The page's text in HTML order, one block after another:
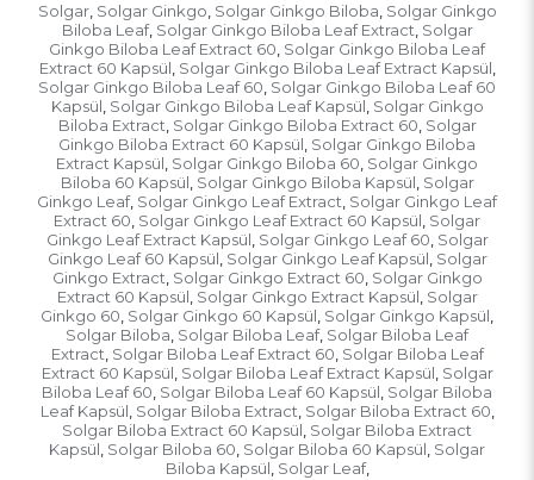
Solgar, Solgar Ginkgo, Solgar Ginkgo Biloba, Solgar Ginkgo
Biloba Leaf, Solgar Ginkgo Biloba Leaf Extract, Solgar
Ginkgo Biloba Leaf Extract 60, Solgar Ginkgo Biloba Leaf
Extract 60 Kapsül, Solgar Ginkgo Biloba Leaf Extract Kapsül,
Solgar Ginkgo Biloba Leaf 60, Solgar Ginkgo Biloba Leaf 60
Kapsül, Solgar Ginkgo Biloba Leaf Kapsül, Solgar Ginkgo
Biloba Extract, Solgar Ginkgo Biloba Extract 60, Solgar
Ginkgo Biloba Extract 60 Kapsül, Solgar Ginkgo Biloba
Extract Kapsül, Solgar Ginkgo Biloba 60, Solgar Ginkgo
Biloba 60 Kapsül, Solgar Ginkgo Biloba Kapsül, Solgar
Ginkgo Leaf, Solgar Ginkgo Leaf Extract, Solgar Ginkgo Leaf
Extract 60, Solgar Ginkgo Leaf Extract 60 Kapsül, Solgar
Ginkgo Leaf Extract Kapsül, Solgar Ginkgo Leaf 60, Solgar
Ginkgo Leaf 60 Kapsül, Solgar Ginkgo Leaf Kapsül, Solgar
Ginkgo Extract, Solgar Ginkgo Extract 60, Solgar Ginkgo
Extract 60 Kapsül, Solgar Ginkgo Extract Kapsül, Solgar
Ginkgo 60, Solgar Ginkgo 60 Kapsül, Solgar Ginkgo Kapsül,
Solgar Biloba, Solgar Biloba Leaf, Solgar Biloba Leaf
Extract, Solgar Biloba Leaf Extract 60, Solgar Biloba Leaf
Extract 60 Kapsül, Solgar Biloba Leaf Extract Kapsül, Solgar
Biloba Leaf 60, Solgar Biloba Leaf 60 Kapsül, Solgar Biloba
Leaf Kapsül, Solgar Biloba Extract, Solgar Biloba Extract 60,
Solgar Biloba Extract 60 Kapsül, Solgar Biloba Extract
Kapsül, Solgar Biloba 60, Solgar Biloba 60 Kapsül, Solgar
Biloba Kapsül, Solgar Leaf,